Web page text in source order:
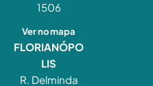
1506
Ver no mapa
FLORIANÓPO
LIS
R. Delminda